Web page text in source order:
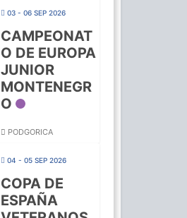
03 - 06 SEP 2026
CAMPEONAT
O DE EUROPA
JUNIOR
MONTENEGR
O
PODGORICA
04 - 05 SEP 2026
COPA DE
ESPAÑA